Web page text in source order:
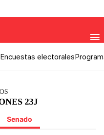
Encuestas electorales
Senado